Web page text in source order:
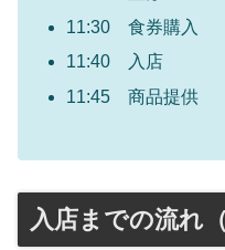
11:30 食券購入
11:40 入店
11:45 商品提供
入店までの流れ